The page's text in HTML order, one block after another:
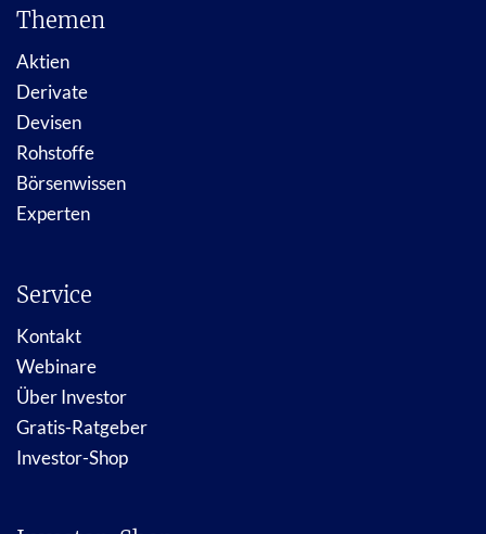
Themen
Aktien
Derivate
Devisen
Rohstoffe
Börsenwissen
Experten
Service
Kontakt
Webinare
Über Investor
Gratis-Ratgeber
Investor-Shop